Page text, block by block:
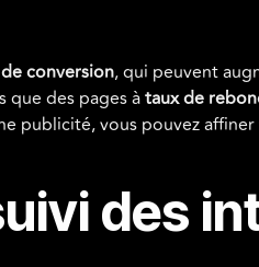
conversion, qui peuvent
des pages àtaux de
publicité, vous pouvez affiner
des